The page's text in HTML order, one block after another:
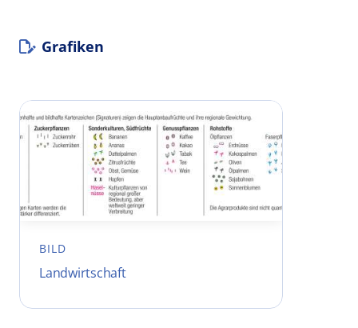
Grafiken
BILD
Landwirtschaft